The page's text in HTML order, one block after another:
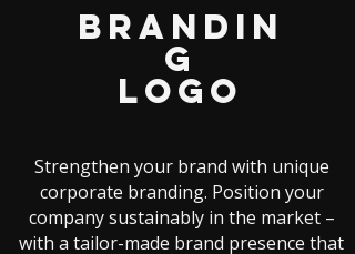
Brandin
G
Logo
Strengthen your brand with unique
corporate branding. Position your
company sustainably in the market –
with a tailor-made brand presence that